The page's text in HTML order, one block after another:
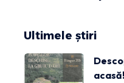
Ultimele știri
acasă!